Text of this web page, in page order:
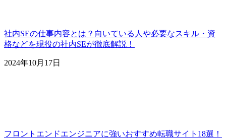
社内SEの仕事内容とは？向いている人や必要なスキル・資
格などを現役の社内SEが徹底解説！
2024年10月17日
フロントエンドエンジニアに強いおすすめ転職サイト18選！